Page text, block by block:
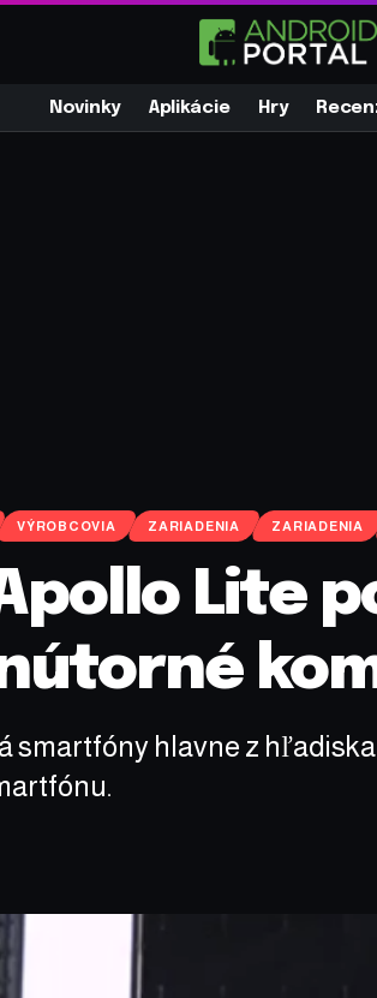
Novinky Aplikácie Hry
VÝROBCOVIA ZARIADENIA ZARIADENIA
Lite
smartfóny hlavne z